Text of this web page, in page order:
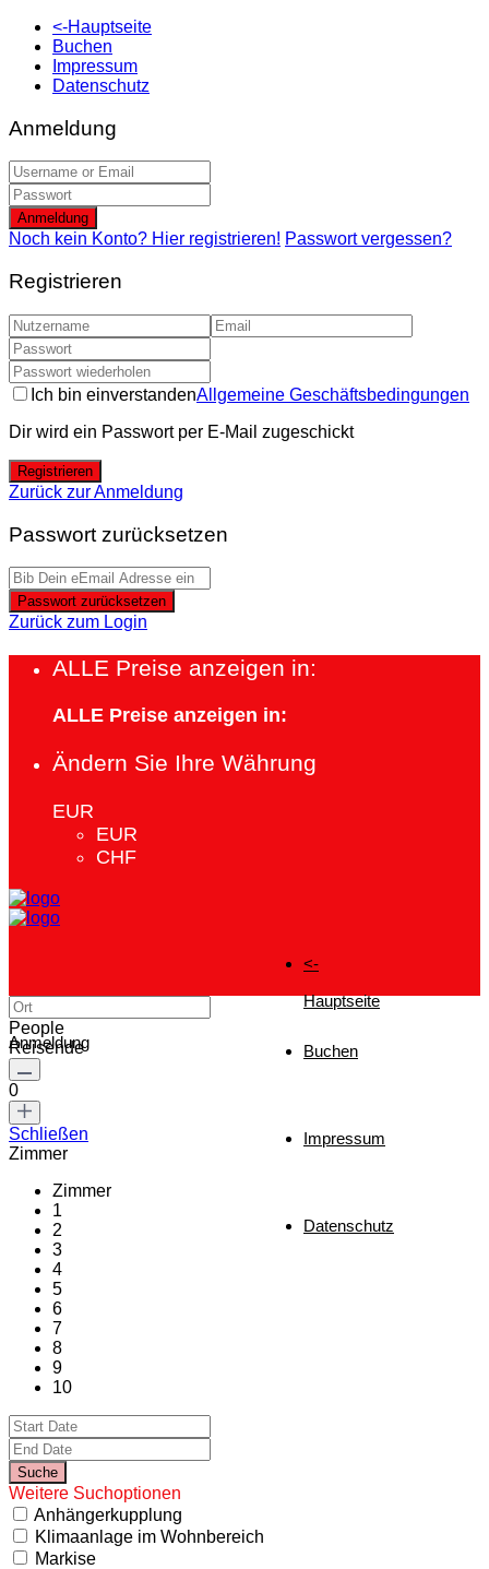
<-Hauptseite
Buchen
Impressum
Datenschutz
Anmeldung
Anmeldung
Noch kein Konto? Hier registrieren! Passwort vergessen?
Registrieren
Ich bin einverstandenAllgemeine Geschäftsbedingungen
Dir wird ein Passwort per E-Mail zugeschickt
Registrieren
Zurück zur Anmeldung
Passwort zurücksetzen
Passwort zurücksetzen
Zurück zum Login
ALLE Preise anzeigen in:
ALLE Preise anzeigen in:
Ändern Sie Ihre Währung
EUR
EUR
CHF
<-
Hauptseite
Buchen
Impressum
Datenschutz
Anmeldung
People
Reisende
0
Schließen
Zimmer
Zimmer
1
2
3
4
5
6
7
8
9
10
Weitere Suchoptionen
Anhängerkupplung
Klimaanlage im Wohnbereich
Markise